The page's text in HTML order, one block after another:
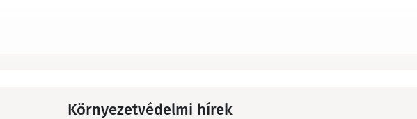
Környezetvédelmi hírek